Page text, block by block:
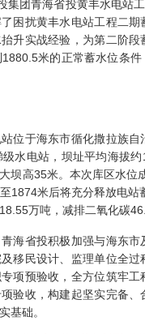
团青海省投黄丰水电站工
困扰黄丰水电站工程二
升实战经验，为第二阶
米的正常蓄水位条
于海东市循化撒拉族自
水电站，坝址平均海拔
坝高35米。本次库区水
1874米后将充分释放电
万吨，减排二氧化碳
省投积极加强与海东市
移民设计、监理单位全
项预验收，全方位筑牢
验收，构建起坚实完备
基础。